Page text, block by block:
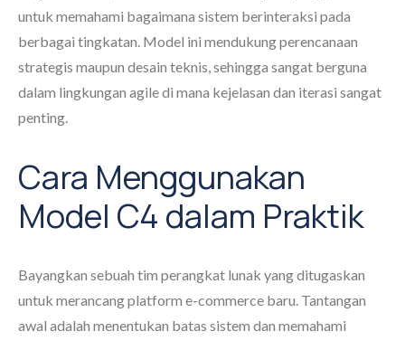
untuk memahami bagaimana sistem berinteraksi pada
berbagai tingkatan. Model ini mendukung perencanaan
strategis maupun desain teknis, sehingga sangat berguna
dalam lingkungan agile di mana kejelasan dan iterasi sangat
penting.
Cara Menggunakan
Model C4 dalam Praktik
Bayangkan sebuah tim perangkat lunak yang ditugaskan
untuk merancang platform e-commerce baru. Tantangan
awal adalah menentukan batas sistem dan memahami